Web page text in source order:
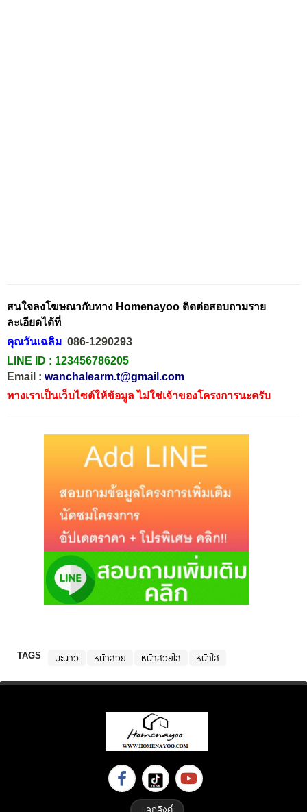
สนใจลงโฆษณากับทาง Homenayoo ติดต่อสอบถามราย
ละเอียดได้ที่
คุณวันเฉลิม 086-1290293
LINE ID : 123456786205
Email : wanchalearm.t@gmail.com
ทางเราเป็นเว็บไซต์ให้ข้อมูล ไม่ใช่เจ้าของโครงการนะครับ
TAGS มะนาว หน้าสวย หน้าสวยใส หน้าใส